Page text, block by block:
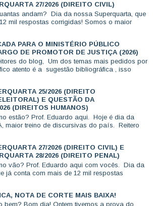
27/2026 (DIREITO CIVIL)
andam? Dia da nossa Superquarta, que
mil respostas corrigidas! Somos o maior
PARA O MINISTÉRIO PÚBLICO
DE PROMOTOR DE JUSTIÇA (2026)
do blog, Um dos temas mais pedidos por
atento é a sugestão bibliográfica , isso
25/2026 (DIREITO
E QUESTÃO DA
(DIREITOS HUMANOS)
estão? Prof. Eduardo aqui. Hoje é dia da
maior treino de discursivas do país. Reitero
27/2026 (DIREITO CIVIL) E
28/2026 (DIREITO PENAL)
vão? Prof. Eduardo aqui com vocês. Dia da
já conta com mais de 12 mil respostas
NOTA DE CORTE MAIS BAIXA!
bem? Bom dia! Ontem tivemos a prova do